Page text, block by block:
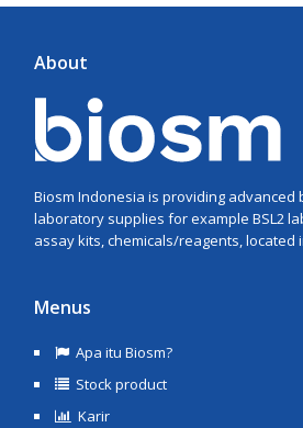
About
Biosm Indonesia is providing advanced
laboratory supplies for example BSL2
assay kits, chemicals/reagents, located
Menus
Apa itu Biosm?
Stock product
Karir